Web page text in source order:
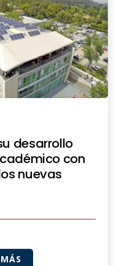
desarrollo
con
nuevas